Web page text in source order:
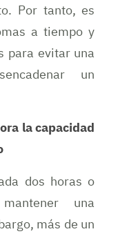
Por tanto, es
a tiempo y
para evitar una
un
la capacidad
dos horas o
una
más de un